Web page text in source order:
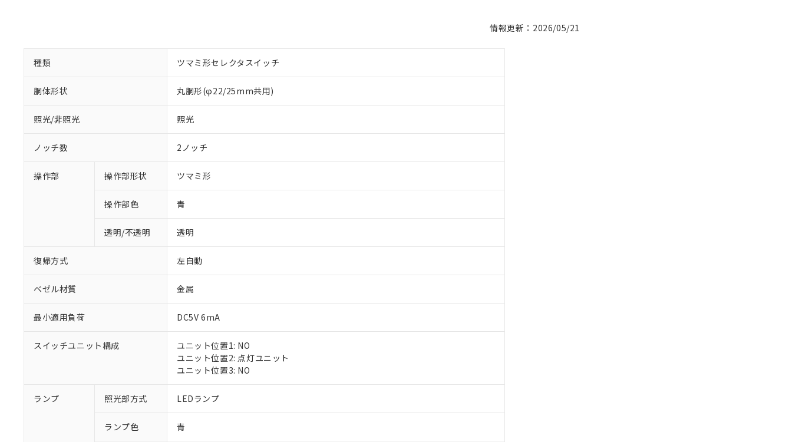
情報更新：2026/05/21
種類 ツマミ形セレクタスイッチ
胴体形状 丸胴形(φ22/25mm共用)
照光/非照光 照光
ノッチ数 2ノッチ
操作部 操作部形状 ツマミ形
操作部色 青
透明/不透明 透明
復帰方式 左自動
ベゼル材質 金属
最小適用負荷 DC5V 6mA
スイッチユニット構成
ユニット位置1: NO
ユニット位置2: 点灯ユニット
ユニット位置3: NO
ランプ 照光部方式 LEDランプ
ランプ色 青
※1 対応状況